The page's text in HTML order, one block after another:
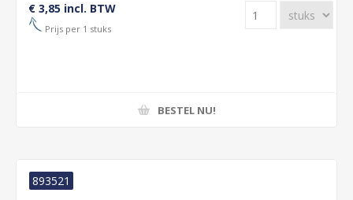
€ 3,85 incl. BTW
Prijs per 1 stuks
BESTEL NU!
893521